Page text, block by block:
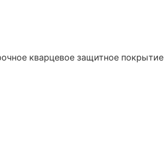
кварцевое защитное